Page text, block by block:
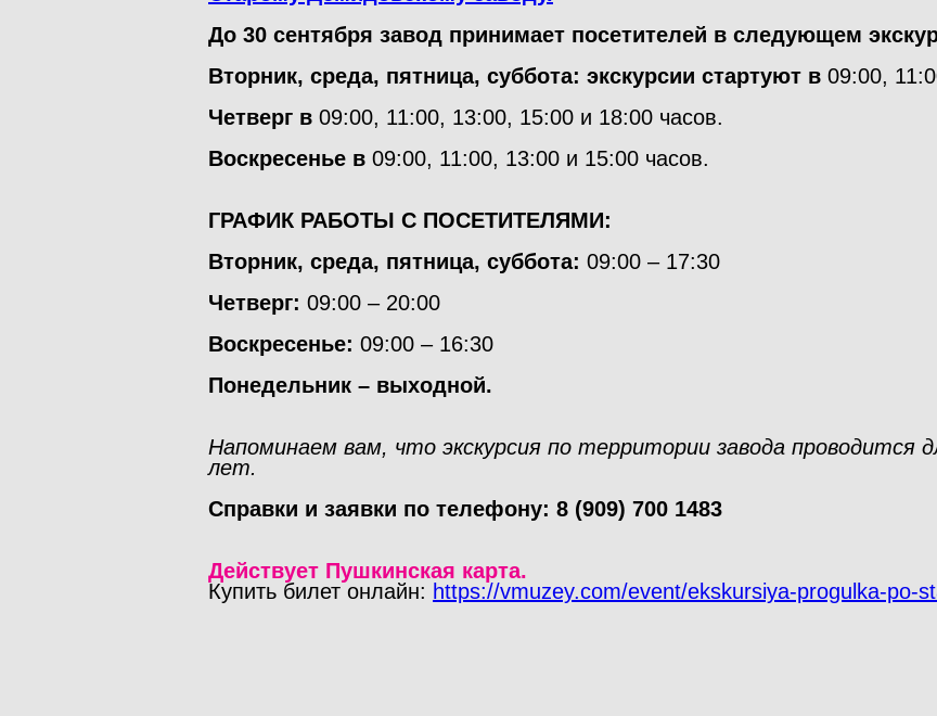
До 30 сентября завод принимает посетителей в следующем
Вторник, среда, пятница, суббота: экскурсии стартуют в 09:00,
Четверг в 09:00, 11:00, 13:00, 15:00 и 18:00 часов.
Воскресенье в 09:00, 11:00, 13:00 и 15:00 часов.
ГРАФИК РАБОТЫ С ПОСЕТИТЕЛЯМИ:
Вторник, среда, пятница, суббота: 09:00 – 17:30
Четверг: 09:00 – 20:00
Воскресенье: 09:00 – 16:30
Понедельник – выходной.
Напоминаем вам, что экскурсия по территории завода проводится
лет.
Справки и заявки по телефону: 8 (909) 700 1483
Действует Пушкинская карта.
Купить билет онлайн: https://vmuzey.com/event/ekskursiya-progulka-po-